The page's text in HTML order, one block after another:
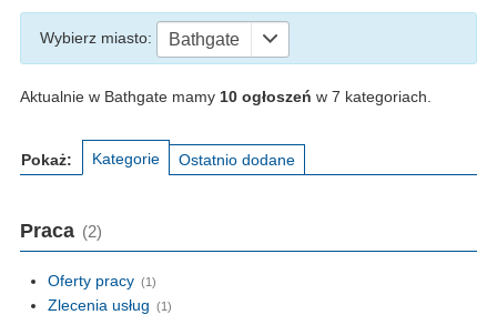
Wybierz miasto: Bathgate
Aktualnie w Bathgate mamy 10 ogłoszeń w 7 kategoriach.
Pokaż: Kategorie Ostatnio dodane
Praca (2)
Oferty pracy (1)
Zlecenia usług (1)